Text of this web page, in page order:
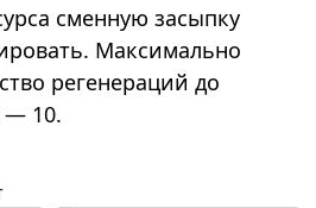
сменную засыпку
Максимально
регенераций до
— 10.